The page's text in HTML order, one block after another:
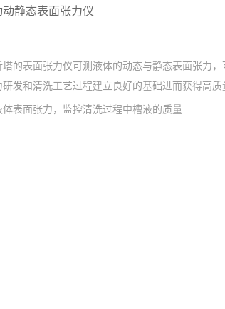
静态表面张力仪
塔的表面张力仪可测液体的动态与静态表面张力
发和清洗工艺过程建立良好的基础进而获得高质
体表面张力，监控清洗过程中槽液的质量